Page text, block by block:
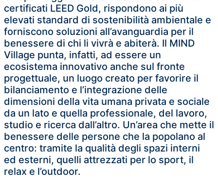
certificati LEED Gold, rispondono ai più
elevati standard di sostenibilità ambientale e
forniscono soluzioni all’avanguardia per il
benessere di chi li vivrà e abiterà. Il MIND
Village punta, infatti, ad essere un
ecosistema innovativo anche sul fronte
progettuale, un luogo creato per favorire il
bilanciamento e l’integrazione delle
dimensioni della vita umana privata e sociale
da un lato e quella professionale, del lavoro,
studio e ricerca dall’altro. Un’area che mette il
benessere delle persone che la popolano al
centro: tramite la qualità degli spazi interni
ed esterni, quelli attrezzati per lo sport, il
relax e l’outdoor.